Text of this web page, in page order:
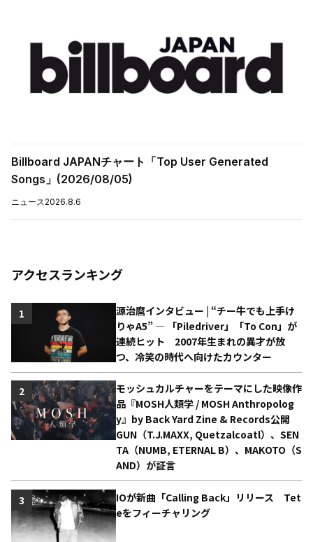
Billboard JAPANチャート「Top User Generated
Songs」(2026/08/05)
ニュース 2026.8.6
アクセスランキング
源治麿インタビュー | “チー牛でも上手け
りゃA5” ― 「Piledriver」「To Con」が
連続ヒット 2007年生まれの異才が放
つ、冷笑の時代へ向けたカウンター
1
モッシュカルチャーをテーマにした映像作
品『MOSH人類学 / MOSH Anthropolog
y』by Back Yard Zine & Records公開
GUN（T.J.MAXX, Quetzalcoatl）、SEN
TA（NUMB, ETERNAL B）、MAKOTO（S
AND）が証言
2
IOが新曲「Calling Back」リリース Tet
eをフィーチャリング
3